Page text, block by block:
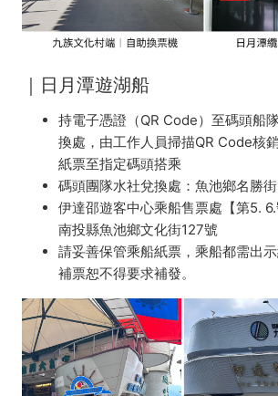
｜ 日月潭遊湖船
持電子憑證（QR Code）至碼頭船
換處 ，由工作人員掃描QR Code核
紙票至指定碼頭搭乘
碼頭團隊水社兌換處 ：魚池鄉名勝
伊達邵遊客中心乘船售票處【第5. 6.
南投縣魚池鄉文化街127號
請妥善保管乘船紙票 ，乘船都需出
補票恕不得要求補發。